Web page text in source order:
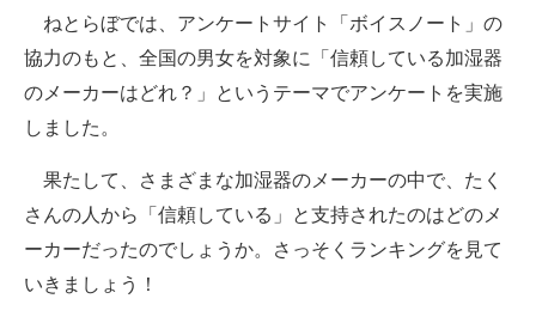
ビジネスと働き方のヒント
経営リーダーのコミュニティ
ねとらぼでは、アンケートサイト「ボイスノート」の
協力のもと、全国の男女を対象に「信頼している加湿器
のメーカーはどれ？」というテーマでアンケートを実施
しました。
果たして、さまざまな加湿器のメーカーの中で、たく
さんの人から「信頼している」と支持されたのはどのメ
ーカーだったのでしょうか。さっそくランキングを見て
いきましょう！